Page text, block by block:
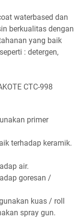
waterbased dan
berkualitas dengan
yang baik
: detergen,
CTC-998
primer
terhadap keramik.
air.
goresan /
kuas / roll
spray gun.